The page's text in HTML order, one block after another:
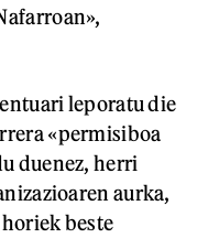
leporatu die
«permisiboa
duenez, herri
aurka,
beste